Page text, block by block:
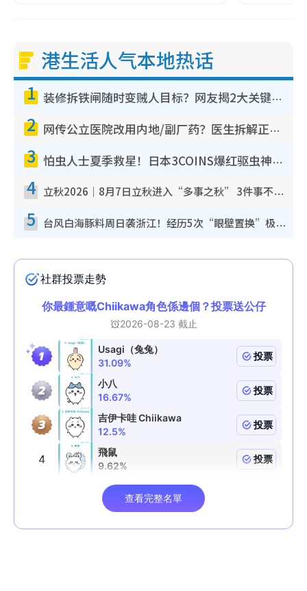
港生活人气本地热话
1 装修拆铁闸随时变贼人目标？网友揭2大关键用途：装新款等于白装？附新旧铁闸分别
2 网传公立医院改用内地/副厂药？医生拆解正副厂分别，揭4类人换药随时出事
3 怕虫人士夏季救星！日本3COINS爆红驱虫神器$45起 1招“全程免触碰”轻松搞定小强
4 立秋2026｜8月7日立秋进入“多事之秋” 3件事不可做！专家教6招开运 清杂物／钱包纳气接好运
5 台风白海豚料周日袭浙江！经历5次“眼壁置换”极罕见 成登陆内地最长途台风